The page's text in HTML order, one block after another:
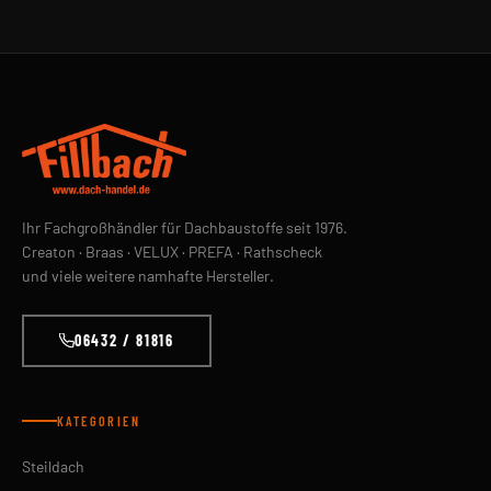
Ihr Fachgroßhändler für Dachbaustoffe seit 1976.
Creaton · Braas · VELUX · PREFA · Rathscheck
und viele weitere namhafte Hersteller.
06432 / 81816
KATEGORIEN
Steildach